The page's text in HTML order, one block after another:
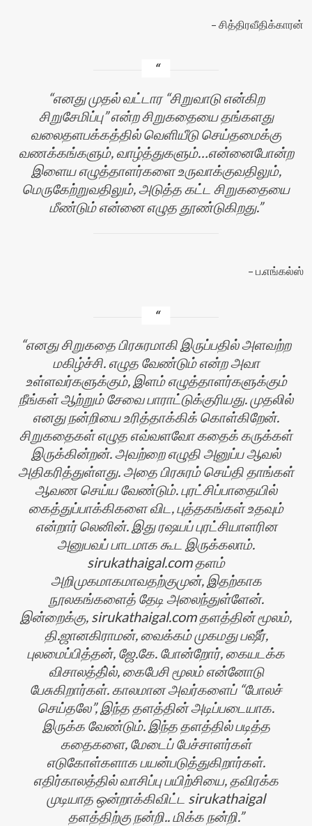
சித்திரவீதிக்காரன்
எனது முதல் வட்டார “சிறுவாடு என்கிற
சிறுசேமிப்பு” என்ற சிறுகதையை தங்களது
வலைதளபக்கத்தில் வெளியீடு செய்தமைக்கு
வணக்கங்களும், வாழ்த்துகளும்…என்னைபோன்ற
இளைய எழுத்தாளர்களை உருவாக்குவதிலும்,
மெருகேற்றுவதிலும், அடுத்த கட்ட சிறுகதையை
மீண்டும் என்னை எழுத தூண்டுகிறது.
ப.எங்கல்ஸ்
எனது சிறுகதை பிரசுரமாகி இருப்பதில் அளவற்ற
மகிழ்ச்சி. எழுத வேண்டும் என்ற அவா
உள்ளவர்களுக்கும், இளம் எழுத்தாளர்களுக்கும்
நீங்கள் ஆற்றும் சேவை பாராட்டுக்குரியது. முதலில்
எனது நன்றியை உரித்தாக்கிக் கொள்கிறேன்.
சிறுகதைகள் எழுத எவ்வளவோ கதைக் கருக்கள்
இருக்கின்றன். அவற்றை எழுதி அனுப்ப ஆவல்
அதிகரித்துள்ளது. அதை பிரசுரம் செய்தி தாங்கள்
ஆவண செய்ய வேண்டும். புரட்சிப்பாதையில்
கைத்துப்பாக்கிகளை விட, புத்தகங்கள் உதவும்
என்றார் லெனின். இது ரஷயப் புரட்சியாளரின
அனுபவப் பாடமாக கூட இருக்கலாம்.
sirukathaigal.com தளம்
அறிமுகமாகமாவதற்குமுன், இதற்காக
நூலகங்களைத் தேடி அலைந்துள்ளேன்.
இன்றைக்கு, sirukathaigal.com தளத்தின் மூலம்,
தி.ஜானகிராமன், வைக்கம் முகமது பஷீர்,
புலமைப்பித்தன், ஜே.கே. போன்றோர், கையடக்க
விசாலத்தி்ல், கைபேசி மூலம் என்னோடு
பேசுகிறார்கள். காலமான அவர்களைப் “போலச்
செய்தலே”, இந்த தளத்தின் அடிப்படையாக.
இருக்க வேண்டும். இந்த தளத்தில் படித்த
கதைகளை, மேடைப் பேச்சாளர்கள்
எடுகோள்களாக பயன்படுத்துகிறார்கள்.
எதிர்காலத்தில் வாசிப்பு பயிற்சியை, தவிரக்க
முடியாத ஒன்றாக்கிவிட்ட sirukathaigal
தளத்திற்கு நன்றி.. மிக்க நன்றி.